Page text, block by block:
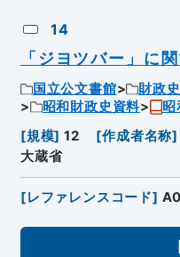
14
「ジヨツバー」に
国立公文書館 財政
昭和財政史資料
昭
[規模] 12 [作成者名称]
大蔵省
[レファレンスコード]